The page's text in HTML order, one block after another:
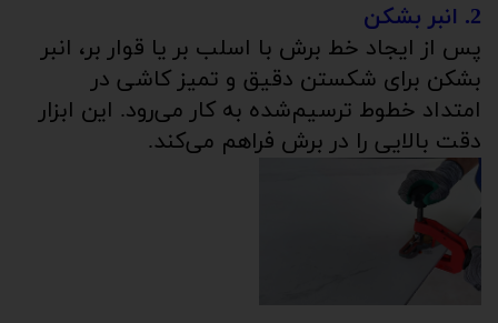
2. انبر بشکن
پس از ایجاد خط برش با اسلب بر یا قوار بر، انبر
بشکن برای شکستن دقیق و تمیز کاشی در
امتداد خطوط ترسیم‌شده به کار می‌رود. این ابزار
دقت بالایی را در برش فراهم می‌کند.